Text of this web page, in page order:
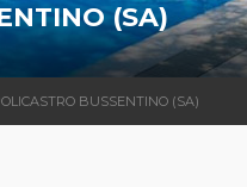
(SA)
BUSSENTINO (SA)